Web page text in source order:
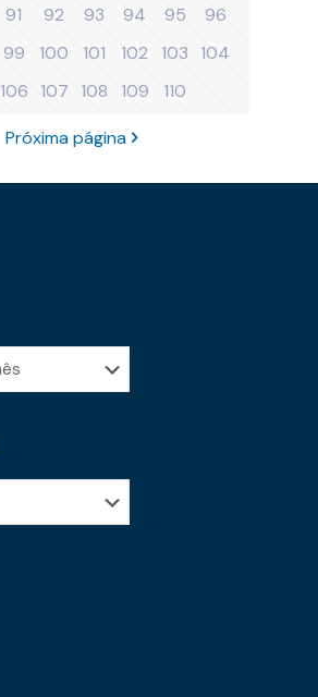
91 92 93 94 95
96
99 100 101 102 103 104
106 107 108 109 110
Próxima página